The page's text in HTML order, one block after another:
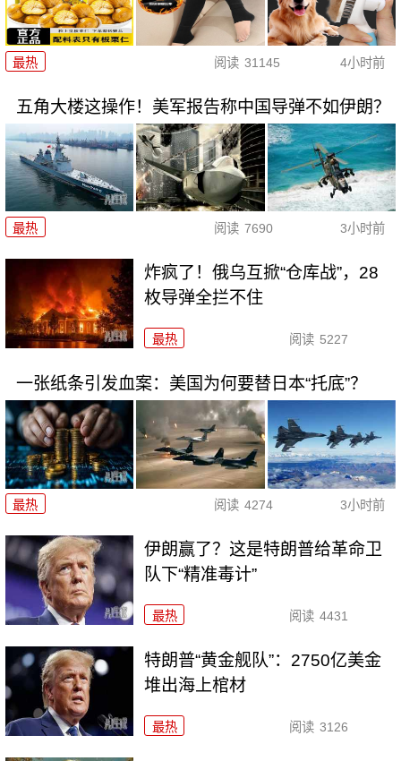
最热 阅读 31145 4小时前
五角大楼这操作！美军报告称中国导弹不如伊朗？
最热 阅读 7690 3小时前
炸疯了！俄乌互掀“仓库战”，28
枚导弹全拦不住
最热 阅读 5227
一张纸条引发血案：美国为何要替日本“托底”？
最热 阅读 4274 3小时前
伊朗赢了？这是特朗普给革命卫
队下“精准毒计”
最热 阅读 4431
特朗普“黄金舰队”：2750亿美金
堆出海上棺材
最热 阅读 3126